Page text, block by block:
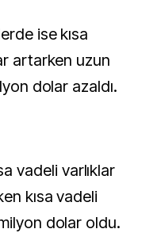
ise kısa
artarken uzun
dolar azaldı.
vadeli varlıklar
kısa vadeli
dolar oldu.